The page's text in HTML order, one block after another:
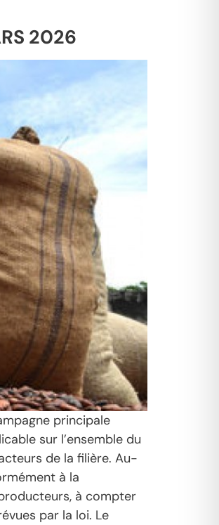
2026
principale
sur l’ensemble du
de la filière. Au-
à la
à compter
par la loi. Le